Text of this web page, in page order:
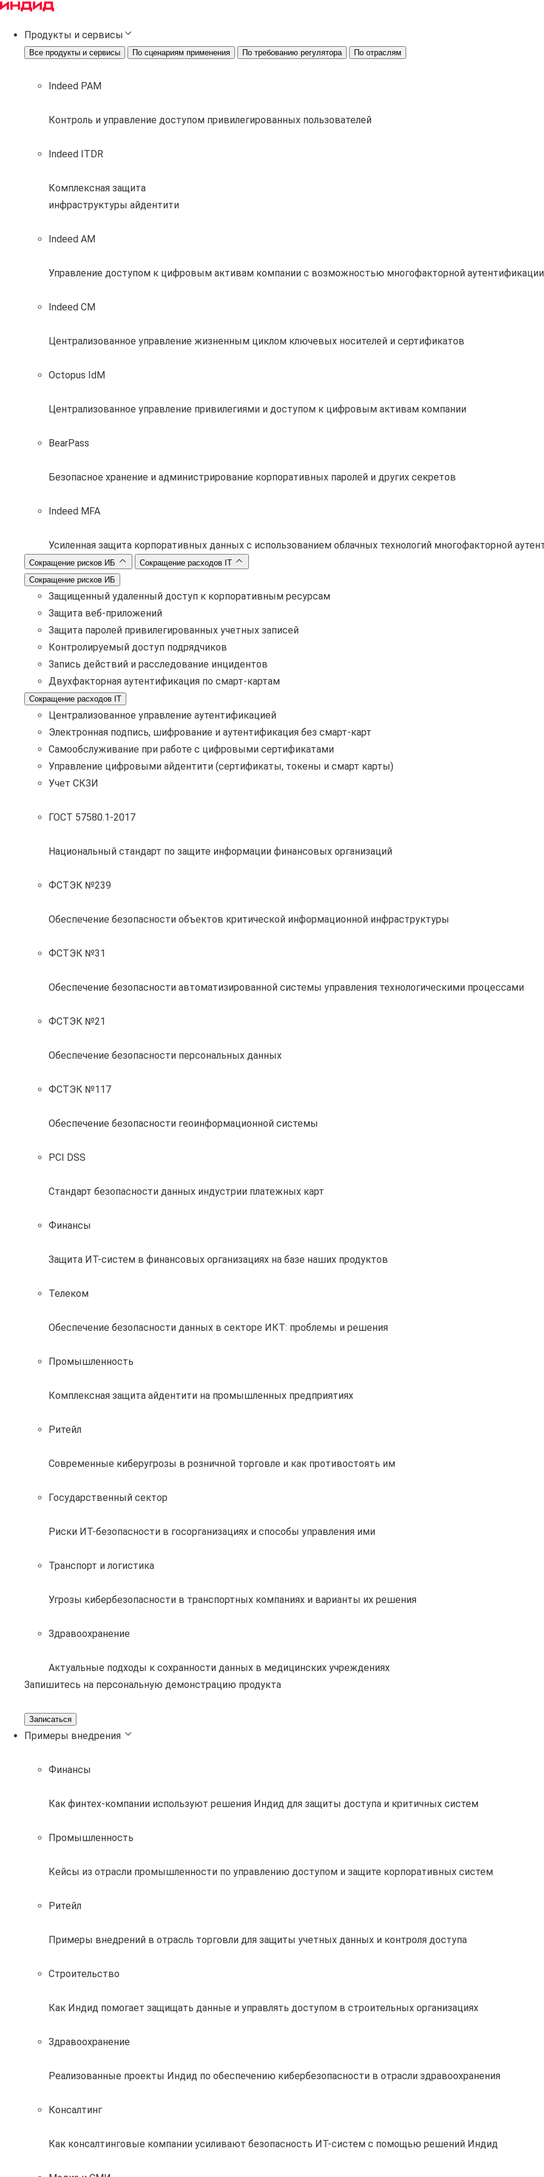
Продукты и сервисы
Все продукты и сервисы По сценариям применения По требованию регулятора По отраслям
Indeed PAM
Контроль и управление доступом привилегированных пользователей
Indeed ITDR
Комплексная защита
инфраструктуры айдентити
Indeed AM
Управление доступом к цифровым активам компании с возможностью многофакторной аутентификации
Indeed CM
Централизованное управление жизненным циклом ключевых носителей и сертификатов
Octopus IdM
Централизованное управление привилегиями и доступом к цифровым активам компании
BearPass
Безопасное хранение и администрирование корпоративных паролей и других секретов
Indeed MFA
Усиленная защита корпоративных данных с использованием облачных технологий многофакторной
Сокращение рисков ИБ
Сокращение расходов IT
Сокращение рисков ИБ
Защищенный удаленный доступ к корпоративным ресурсам
Защита веб-приложений
Защита паролей привилегированных учетных записей
Контролируемый доступ подрядчиков
Запись действий и расследование инцидентов
Двухфакторная аутентификация по смарт-картам
Сокращение расходов IT
Централизованное управление аутентификацией
Электронная подпись, шифрование и аутентификация без смарт-карт
Самообслуживание при работе с цифровыми сертификатами
Управление цифровыми айдентити (сертификаты, токены и смарт карты)
Учет СКЗИ
ГОСТ 57580.1-2017
Национальный стандарт по защите информации финансовых организаций
ФСТЭК №239
Обеспечение безопасности объектов критической информационной инфраструктуры
ФСТЭК №31
Обеспечение безопасности автоматизированной системы управления технологическими процессами
ФСТЭК №21
Обеспечение безопасности персональных данных
ФСТЭК №117
Обеспечение безопасности геоинформационной системы
PCI DSS
Стандарт безопасности данных индустрии платежных карт
Финансы
Защита ИТ-систем в финансовых организациях на базе наших продуктов
Телеком
Обеспечение безопасности данных в секторе ИКТ: проблемы и решения
Промышленность
Комплексная защита айдентити на промышленных предприятиях
Ритейл
Современные киберугрозы в розничной торговле и как противостоять им
Государственный сектор
Риски ИТ-безопасности в госорганизациях и способы управления ими
Транспорт и логистика
Угрозы кибербезопасности в транспортных компаниях и варианты их решения
Здравоохранение
Актуальные подходы к сохранности данных в медицинских учреждениях
Запишитесь на персональную демонстрацию продукта
Записаться
Примеры внедрения
Финансы
Как финтех-компании используют решения Индид для защиты доступа и критичных систем
Промышленность
Кейсы из отрасли промышленности по управлению доступом и защите корпоративных систем
Ритейл
Примеры внедрений в отрасль торговли для защиты учетных данных и контроля доступа
Строительство
Как Индид помогает защищать данные и управлять доступом в строительных организациях
Здравоохранение
Реализованные проекты Индид по обеспечению кибербезопасности в отрасли здравоохранения
Консалтинг
Как консалтинговые компании усиливают безопасность ИТ-систем с помощью решений Индид